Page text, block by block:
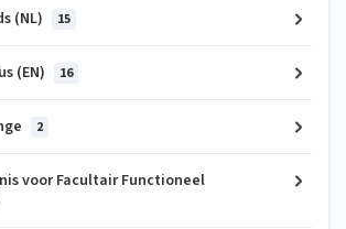
(NL) 15
(EN) 16
2
voor Facultair Functioneel